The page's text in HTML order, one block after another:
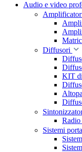
Audio e video
Diffusori
KIT
Radio
Sistemi